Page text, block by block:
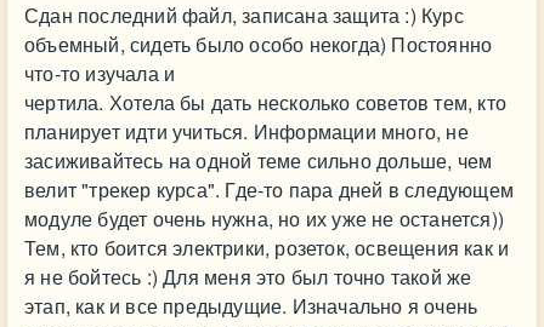
Сдан последний файл, записана защита :) Курс
объемный, сидеть было особо некогда) Постоянно
что-то изучала и
чертила. Хотела бы дать несколько советов тем, кто
планирует идти учиться. Информации много, не
засиживайтесь на одной теме сильно дольше, чем
велит "трекер курса". Где-то пара дней в следующем
модуле будет очень нужна, но их уже не останется))
Тем, кто боится электрики, розеток, освещения как и
я не бойтесь :) Для меня это был точно такой же
этап, как и все предыдущие. Изначально я очень